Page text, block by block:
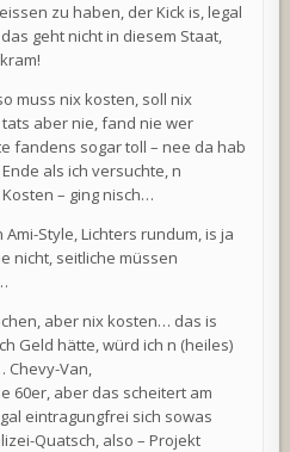
zu haben, der Kick is, legal
geht nicht in diesem Staat,
muss nix kosten, soll nix
aber nie, fand nie wer
fandens sogar toll – nee da hab
als ich versuchte, n
– ging nisch…
Style, Lichters rundum, is ja
nicht, seitliche müssen
aber nix kosten… das is
Geld hätte, würd ich n (heiles)
Chevy-Van,
60er, aber das scheitert am
eintragungfrei sich sowas
Quatsch, also – Projekt